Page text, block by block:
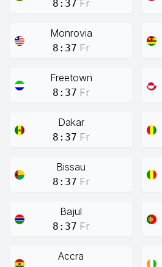
8:37 Fr
Monrovia
8:37 Fr
Freetown
8:37 Fr
Dakar
8:37 Fr
Bissau
8:37 Fr
Bajul
8:37 Fr
Accra